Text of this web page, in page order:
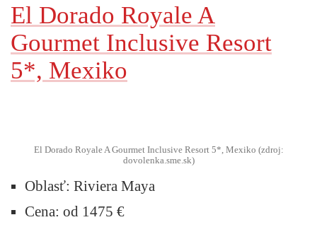
El Dorado Royale A
Gourmet Inclusive Resort
5*, Mexiko
El Dorado Royale A Gourmet Inclusive Resort 5*, Mexiko (zdroj:
dovolenka.sme.sk)
Oblasť: Riviera Maya
Cena: od 1475 €